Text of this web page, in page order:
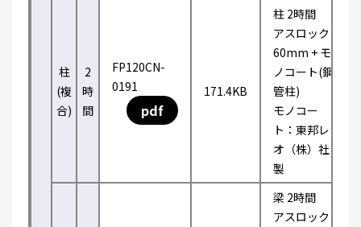
柱
(複
合)
2
時
間
FP120CN-
0191
pdf
171.4KB
柱 2時間
アスロック
60mm + モ
ノコート(鋼
管柱)
モノコー
ト：東邦レ
オ（株）社
製
梁 2時間
アスロック